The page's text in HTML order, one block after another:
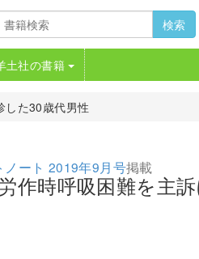
検索
土社の書籍
した30歳代男性
ノート 2019年9月号掲載
作時呼吸困難を主